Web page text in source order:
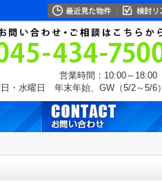
営業時間：10:00～18:00
・水曜日 年末年始、GW（5/2～5/6）